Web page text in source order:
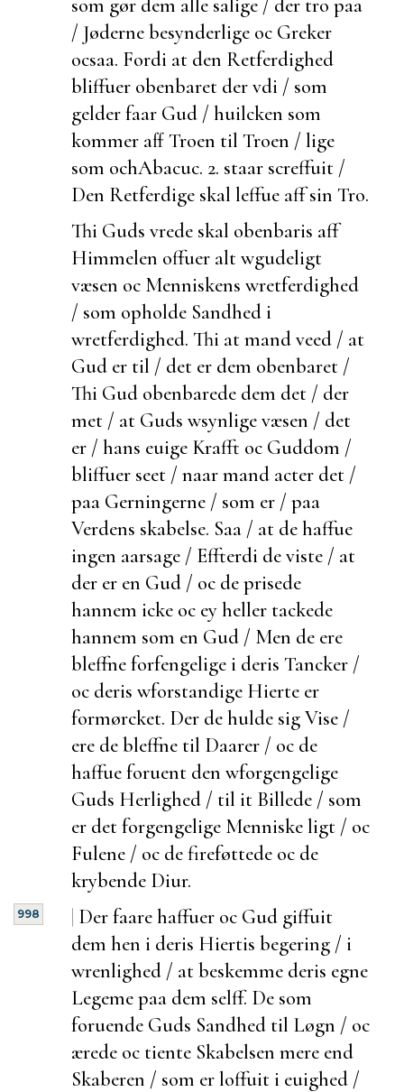
/ Jøderne besynderlige oc Greker
ocsaa. Fordi at den Retferdighed
bliffuer obenbaret der vdi / som
gelder faar Gud / huilcken som
kommer aff Troen til Troen / lige
som ochAbacuc. 2. staar screffuit /
Den Retferdige skal leffue aff sin Tro.
Thi Guds vrede skal obenbaris aff
Himmelen offuer alt wgudeligt
væsen oc Menniskens wretferdighed
/ som opholde Sandhed i
wretferdighed. Thi at mand veed / at
Gud er til / det er dem obenbaret /
Thi Gud obenbarede dem det / der
met / at Guds wsynlige væsen / det
er / hans euige Krafft oc Guddom /
bliffuer seet / naar mand acter det /
paa Gerningerne / som er / paa
Verdens skabelse. Saa / at de haffue
ingen aarsage / Effterdi de viste / at
der er en Gud / oc de prisede
hannem icke oc ey heller tackede
hannem som en Gud / Men de ere
bleffneforfengelige i deris Tancker /
oc deris wforstandige Hierte er
formørcket. Der dehulde sig Vise /
ere de bleffne til Daarer / oc de
haffue foruent den wforgengelige
Guds Herlighed / til it Billede / som
er det forgengelige Menniske ligt / oc
Fulene / oc de fireføttede oc de
krybende Diur.
|
998
Der faare haffuer oc Gud giffuit
dem hen i deris Hiertis begering / i
wrenlighed / at beskemme deris egne
Legeme paa dem selff. De som
foruende Guds Sandhed til Løgn / oc
ærede oc tiente Skabelsen mere end
Skaberen / som erloffuit i euighed /